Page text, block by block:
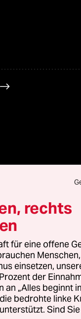
Vertriebs GmbH
Bei rechtlichen Fragen
lizenzen@taz.de
Datenschutz
rechts
für eine offene
einsetzen,
der
an „Alles beginnt
bedrohte linke
Sind